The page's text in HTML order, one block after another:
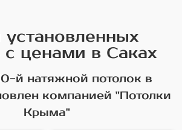
с ценами в Саках
й натяжной потолок в
компанией "Потолки
Крыма"